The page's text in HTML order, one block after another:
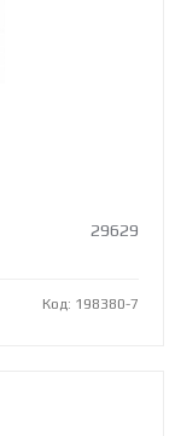
29629
Код: 198380-7